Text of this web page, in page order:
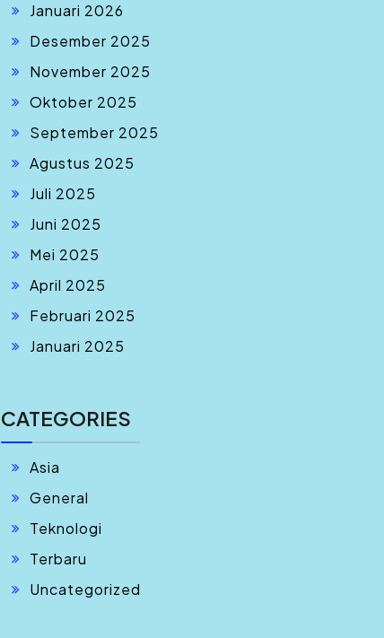
Januari 2026
Desember 2025
November 2025
Oktober 2025
September 2025
Agustus 2025
Juli 2025
Juni 2025
Mei 2025
April 2025
Februari 2025
Januari 2025
CATEGORIES
Asia
General
Teknologi
Terbaru
Uncategorized